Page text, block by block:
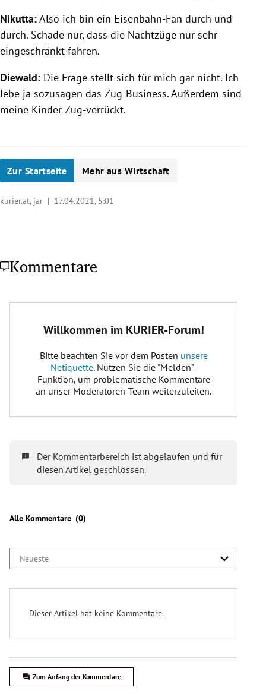
Nikutta:Also ich bin ein Eisenbahn-Fan durch und
durch. Schade nur, dass die Nachtzüge nur sehr
eingeschränkt fahren.
Diewald: Die Frage stellt sich für mich gar nicht. Ich
lebe ja sozusagen das Zug-Business. Außerdem sind
meine Kinder Zug-verrückt.
Zur Startseite Mehr aus Wirtschaft
kurier.at, jar | 17.04.2021, 5:01
Kommentare